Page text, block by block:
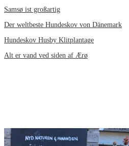
Samsø ist großartig
Der weltbeste Hundeskov von Dänemark
Hundeskov Husby Klitplantage
Alt er vand ved siden af Ærø